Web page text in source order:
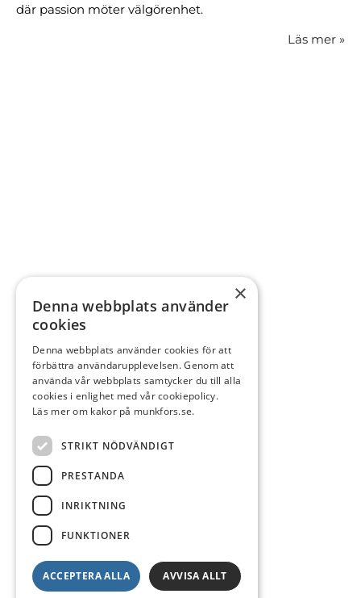
där passion möter välgörenhet.
Läs mer »
×
Denna webbplats använder
cookies
Denna webbplats använder cookies för att
förbättra användarupplevelsen. Genom att
använda vår webbplats samtycker du till alla
cookies i enlighet med vår cookiepolicy.
Läs mer om kakor på munkfors.se.
STRIKT NÖDVÄNDIGT
PRESTANDA
INRIKTNING
FUNKTIONER
ACCEPTERA ALLA AVVISA ALLT